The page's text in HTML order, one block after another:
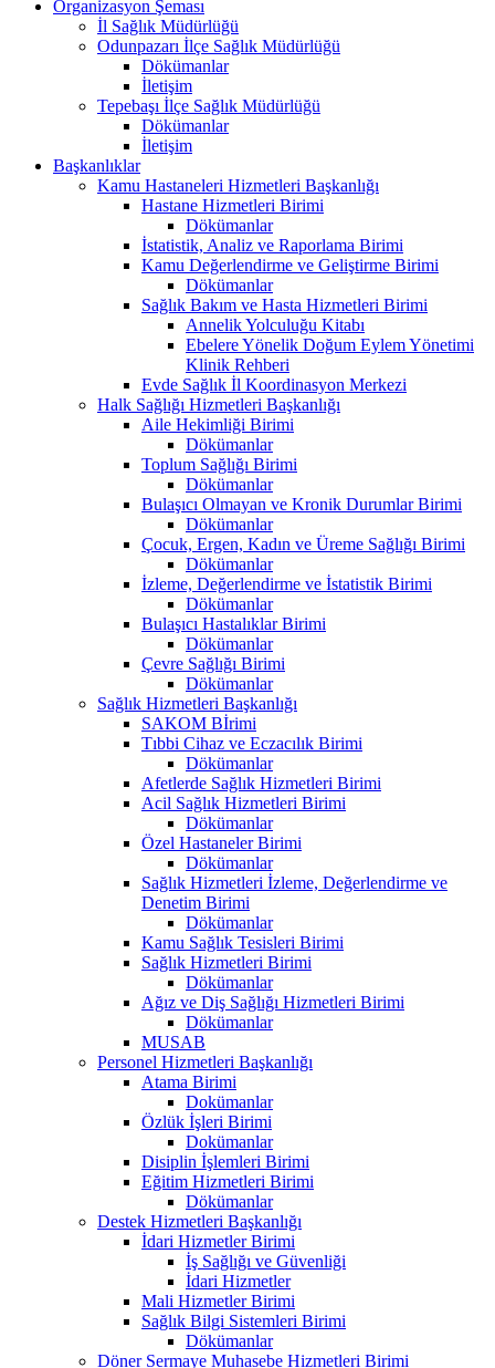
Organizasyon Şeması
İl Sağlık Müdürlüğü
Odunpazarı İlçe Sağlık Müdürlüğü
Dökümanlar
İletişim
Tepebaşı İlçe Sağlık Müdürlüğü
Dökümanlar
İletişim
Başkanlıklar
Kamu Hastaneleri Hizmetleri Başkanlığı
Hastane Hizmetleri Birimi
Dökümanlar
İstatistik, Analiz ve Raporlama Birimi
Kamu Değerlendirme ve Geliştirme Birimi
Dökümanlar
Sağlık Bakım ve Hasta Hizmetleri Birimi
Annelik Yolculuğu Kitabı
Ebelere Yönelik Doğum Eylem Yönetimi
Klinik Rehberi
Evde Sağlık İl Koordinasyon Merkezi
Halk Sağlığı Hizmetleri Başkanlığı
Aile Hekimliği Birimi
Dökümanlar
Toplum Sağlığı Birimi
Dökümanlar
Bulaşıcı Olmayan ve Kronik Durumlar Birimi
Dökümanlar
Çocuk, Ergen, Kadın ve Üreme Sağlığı Birimi
Dökümanlar
İzleme, Değerlendirme ve İstatistik Birimi
Dökümanlar
Bulaşıcı Hastalıklar Birimi
Dökümanlar
Çevre Sağlığı Birimi
Dökümanlar
Sağlık Hizmetleri Başkanlığı
SAKOM Bİrimi
Tıbbi Cihaz ve Eczacılık Birimi
Dökümanlar
Afetlerde Sağlık Hizmetleri Birimi
Acil Sağlık Hizmetleri Birimi
Dökümanlar
Özel Hastaneler Birimi
Dökümanlar
Sağlık Hizmetleri İzleme, Değerlendirme ve
Denetim Birimi
Dökümanlar
Kamu Sağlık Tesisleri Birimi
Sağlık Hizmetleri Birimi
Dökümanlar
Ağız ve Diş Sağlığı Hizmetleri Birimi
Dökümanlar
MUSAB
Personel Hizmetleri Başkanlığı
Atama Birimi
Dokümanlar
Özlük İşleri Birimi
Dokümanlar
Disiplin İşlemleri Birimi
Eğitim Hizmetleri Birimi
Dökümanlar
Destek Hizmetleri Başkanlığı
İdari Hizmetler Birimi
İş Sağlığı ve Güvenliği
İdari Hizmetler
Mali Hizmetler Birimi
Sağlık Bilgi Sistemleri Birimi
Dökümanlar
Döner Sermaye Muhasebe Hizmetleri Birimi